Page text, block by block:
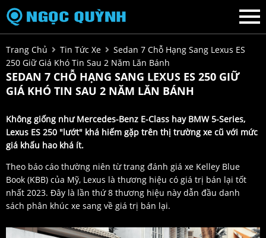
Trang Chủ Tin Tức Xe
Sedan 7 Chỗ Hạng Sang Lexus ES
250 Giữ Giá Khó Tin Sau 2 Năm Lăn Bánh
SEDAN 7 CHỖ HẠNG SANG LEXUS ES 250 GIỮ
GIÁ KHÓ TIN SAU 2 NĂM LĂN BÁNH
Không giống như Mercedes-Benz E-Class hay BMW 5-Series,
Lexus ES 250 "lướt" khá hiếm gặp trên thị trường xe cũ với mức
giá khấu hao khá ít.
Theo báo cáo thường niên từ trang đánh giá xe Kelley Blue
Book (KBB) của Mỹ, Lexus là thương hiệu có giá trị bán lại tốt
nhất 2023. Đây là lần thứ 8 thương hiệu này dẫn đầu danh
sách phân khúc xe sang về giá trị bán lại.